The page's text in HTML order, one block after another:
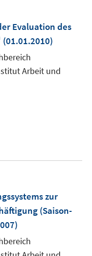
Evaluation des
In
neuem
Fenster
öffnen
(01.01.2010)
Arbeit und
zur
(Saison-